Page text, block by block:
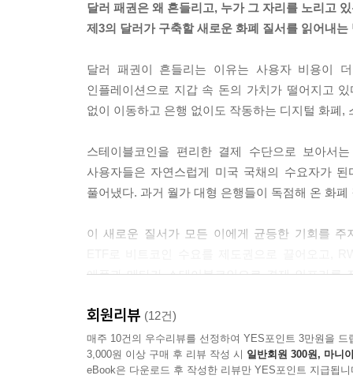
달러 패권은 왜 흔들리고, 누가 그 자리를 노리고
제3의 달러가 구축할 새로운 화폐 질서를 읽어내는
달러 패권이 흔들리는 이유는 사용자 비용이
인플레이션으로 지갑 속 돈의 가치가 떨어지고
없이 이동하고 은행 없이도 작동하는 디지털 화폐,
스테이블코인을 편리한 결제 수단으로 보아서
사용자들은 자연스럽게 미국 국채의 수요자가
풀어냈다. 과거 월가 대형 은행들이 독점해 온 화
이 새로운 질서가 모든 이에게 균등한 기회를
애플과 메타가 스테이블코인으로 결제 인프라
결국 『제3의 달러』에서 전하고자 하는 핵심은 “
스테이블코인이 왜 달러 패권을 새롭게 바꾸는지
회원리뷰 (12건)
매주 10건의 우수리뷰를 선정하여 YES포인트 3만원을 드
3,000원 이상 구매 후 리뷰 작성 시 일반회원 300원, 마니
eBook은 다운로드 후 작성한 리뷰만 YES포인트 지급됩니